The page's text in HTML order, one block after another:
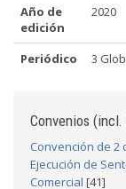
Año de
edición
2020
Periódico 3
Convenios
Convención de 2
Ejecución de
Comercial [41]